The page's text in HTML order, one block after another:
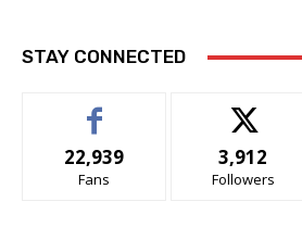
STAY CONNECTED
22,939
Fans
3,912
Followers